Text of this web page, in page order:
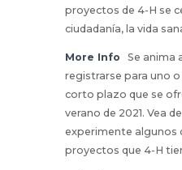
proyectos de 4-H se
ciudadanía, la vida
More Info
Se anima
registrarse para uno
corto plazo que se
verano de 2021. Vea
experimente algunos
proyectos que 4-H